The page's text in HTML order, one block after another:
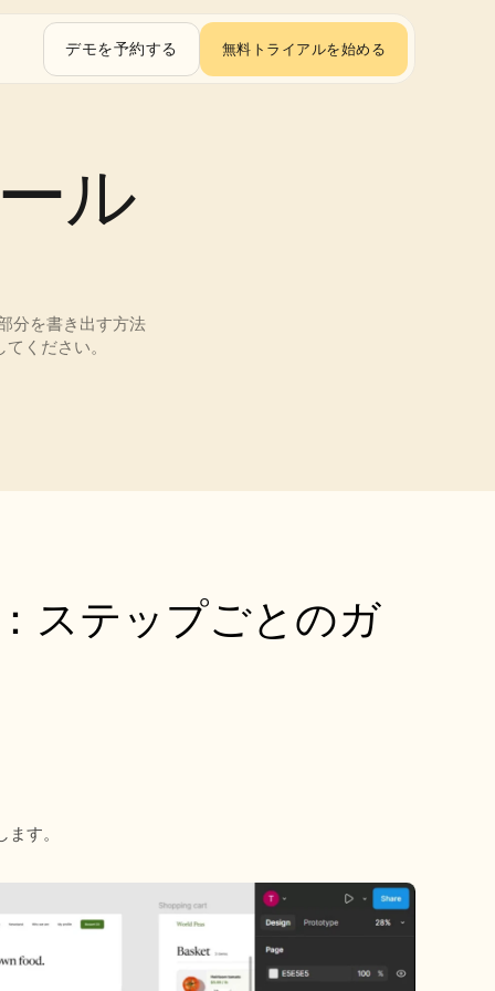
ル
分を書き出す方法
ください。
ステップごとのガ
す。
デモを予約する 無料トライアルを始める